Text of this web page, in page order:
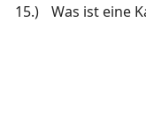
15.) Was ist eine